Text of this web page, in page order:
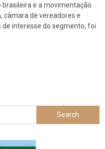
e a movimentação
câmara de vereadores e
interesse do segmento, foi